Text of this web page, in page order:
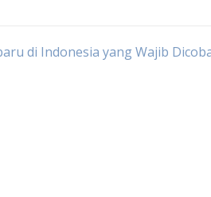
di Indonesia yang Wajib